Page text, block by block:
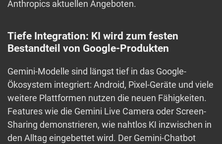
Anthropics aktuellen Angeboten.
Tiefe Integration: KI wird zum festen
Bestandteil von Google-Produkten
Gemini-Modelle sind längst tief in das Google-
Ökosystem integriert: Android, Pixel-Geräte und viele
weitere Plattformen nutzen die neuen Fähigkeiten.
Features wie die Gemini Live Camera oder Screen-
Sharing demonstrieren, wie nahtlos KI inzwischen in
den Alltag eingebettet wird. Der Gemini-Chatbot